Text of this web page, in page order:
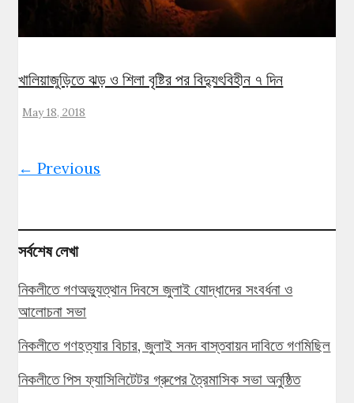
খালিয়াজুড়িতে ঝড় ও শিলা বৃষ্টির পর বিদ্যুৎবিহীন ৭ দিন
May 18, 2018
← Previous
সর্বশেষ লেখা
নিকলীতে গণঅভ্যুত্থান দিবসে জুলাই যোদ্ধাদের সংবর্ধনা ও
আলোচনা সভা
নিকলীতে গণহত্যার বিচার, জুলাই সনদ বাস্তবায়ন দাবিতে গণমিছিল
নিকলীতে পিস ফ্যাসিলিটেটর গ্রুপের ত্রৈমাসিক সভা অনুষ্ঠিত